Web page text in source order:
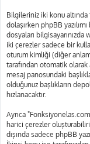
Bilgileriniz iki konu
dolaşırken phpBB
dosyaları bilgisayarınızda
iki çerezler sadece bir
oturum kimliği (diğer
tarafından otomatik
mesaj panosundaki
olduğunuz başlıkların
hızlanacaktır.
Ayrıca
harici çerezler
dışında sadece phpBB